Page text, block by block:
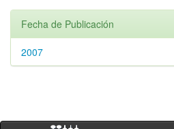
Fecha de Publicación
2007